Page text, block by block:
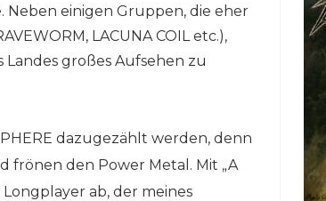
einigen Gruppen, die eher
LACUNA COIL etc.),
großes Aufsehen zu
dazugezählt werden, denn
frönen den Power Metal. Mit „A
Longplayer ab, der meines